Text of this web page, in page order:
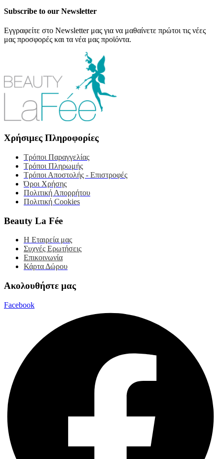
Subscribe to our Newsletter
Εγγραφείτε στο Newsletter μας για να μαθαίνετε πρώτοι τις νέες
μας προσφορές και τα νέα μας προϊόντα.
Χρήσιμες Πληροφορίες
Τρόποι Παραγγελίας
Τρόποι Πληρωμής
Τρόποι Αποστολής - Επιστροφές
Όροι Χρήσης
Πολιτική Απορρήτου
Πολιτική Cookies
Beauty La Fée
Η Εταιρεία μας
Συχνές Ερωτήσεις
Επικοινωνία
Κάρτα Δώρου
Ακολουθήστε μας
Facebook